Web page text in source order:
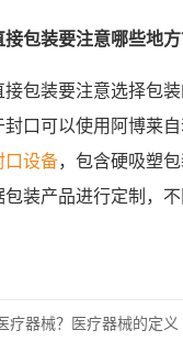
包装要注意哪些地方
包装要注意选择包装
口可以使用阿博莱
口设备，包含硬吸塑
包装产品进行定制，
疗器械？医疗器械的定义